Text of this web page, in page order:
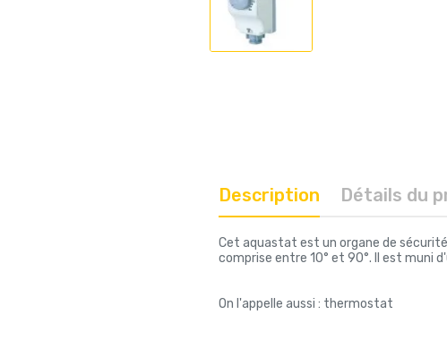
Description Détails du
Cet aquastat est un organe de
comprise entre 10° et 90°. Il est muni
On l'appelle aussi : thermostat